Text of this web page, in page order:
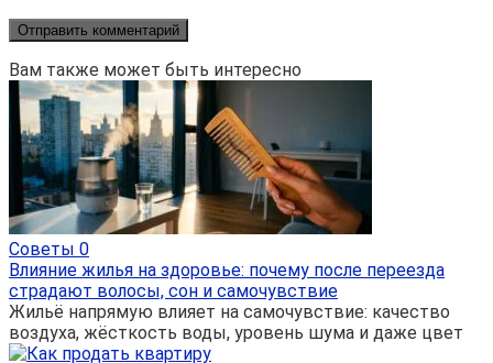
Вам также может быть интересно
Советы 0
Влияние жилья на здоровье: почему после переезда
страдают волосы, сон и самочувствие
Жильё напрямую влияет на самочувствие: качество
воздуха, жёсткость воды, уровень шума и даже цвет